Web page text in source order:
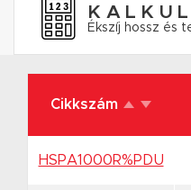
Ékszíj hossz és
Cikkszám
HSPA1000R%PDU